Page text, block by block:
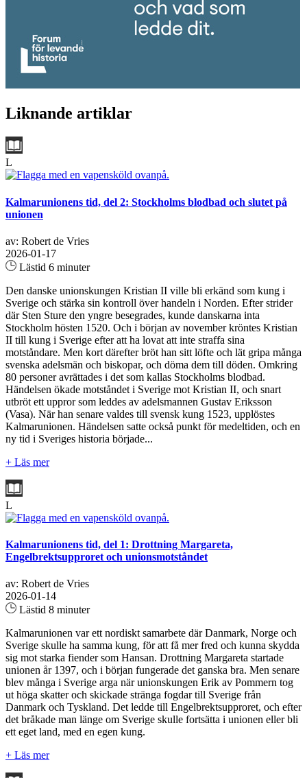
Liknande artiklar
L
Kalmarunionens tid, del 2: Stockholms blodbad och slutet på
unionen
av: Robert de Vries
2026-01-17
Lästid 6 minuter
Den danske unionskungen Kristian II ville bli erkänd som kung i
Sverige och stärka sin kontroll över handeln i Norden. Efter strider
där Sten Sture den yngre besegrades, kunde danskarna inta
Stockholm hösten 1520. Och i början av november kröntes Kristian
II till kung i Sverige efter att ha lovat att inte straffa sina
motståndare. Men kort därefter bröt han sitt löfte och lät gripa många
svenska adelsmän och biskopar, och döma dem till döden. Omkring
80 personer avrättades i det som kallas Stockholms blodbad.
Händelsen ökade motståndet i Sverige mot Kristian II, och snart
utbröt ett uppror som leddes av adelsmannen Gustav Eriksson
(Vasa). När han senare valdes till svensk kung 1523, upplöstes
Kalmarunionen. Händelsen satte också punkt för medeltiden, och en
ny tid i Sveriges historia började...
+ Läs mer
L
Kalmarunionens tid, del 1: Drottning Margareta,
Engelbrektsupproret och unionsmotståndet
av: Robert de Vries
2026-01-14
Lästid 8 minuter
Kalmarunionen var ett nordiskt samarbete där Danmark, Norge och
Sverige skulle ha samma kung, för att få mer fred och kunna skydda
sig mot starka fiender som Hansan. Drottning Margareta startade
unionen år 1397, och i början fungerade det ganska bra. Men senare
blev många i Sverige arga när unionskungen Erik av Pommern tog
ut höga skatter och skickade stränga fogdar till Sverige från
Danmark och Tyskland. Det ledde till Engelbrektsupproret, och efter
det bråkade man länge om Sverige skulle fortsätta i unionen eller bli
ett eget land, med en egen kung.
+ Läs mer